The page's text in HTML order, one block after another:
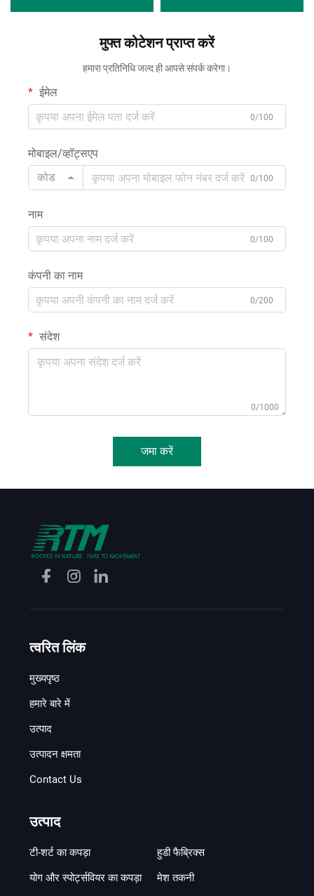
लिए
मुफ्त कोटेशन प्राप्त करें
हमारा प्रतिनिधि जल्द ही आपसे संपर्क करेगा।
ईमेल
0/100
मोबाइल/व्हॉट्सएप
कोड
0/100
नाम
0/100
कंपनी का नाम
0/200
संदेश
0/1000
जमा करें
त्वरित लिंक
मुख्यपृष्ठ
हमारे बारे में
उत्पाद
उत्पादन क्षमता
Contact Us
उत्पाद
टी-शर्ट का कपड़ा
योग और स्पोर्ट्सवियर का कपड़ा
हुडी फैब्रिक्स
मेश तकनी